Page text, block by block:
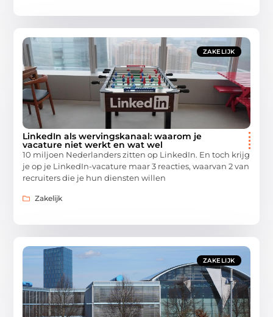
ZAKELIJK
LinkedIn als wervingskanaal: waarom je
vacature niet werkt en wat wel
10 miljoen Nederlanders zitten op LinkedIn. En toch krijg
je op je LinkedIn-vacature maar 3 reacties, waarvan 2 van
recruiters die je hun diensten willen
Zakelijk
ZAKELIJK